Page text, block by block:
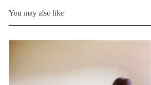
You may also like